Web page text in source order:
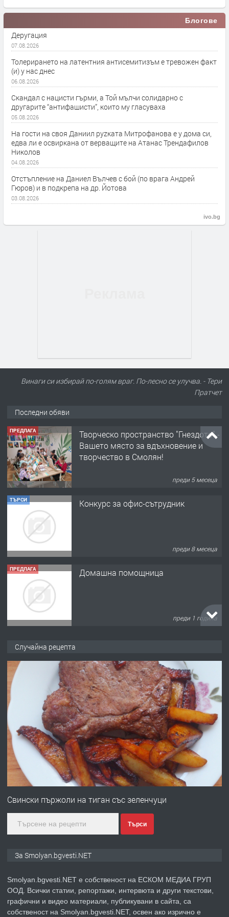
Блогове
Деругация
07.08.2026
Толерирането на латентния антисемитизъм е тревожен факт
(и) у нас днес
06.08.2026
Скандал с нацисти гърми, а Той мълчи солидарно с
другарите “антифашисти”, които му гласуваха
05.08.2026
На гости на своя Даниил руzката Митрофанова е у дома си,
едва ли е освиркана от верващите на Атанас Трендафилов
Николов
04.08.2026
Отстъпление на Даниел Вълчев с бой (по врага Андрей
Гюров) и в подкрепа на др. Йотова
03.08.2026
ivo.bg
Винаги си избирай по-голям враг. По-лесно се улучва. - Тери
Пратчет
Последни обяви
ПРЕДЛАГА
Творческо пространство "Гнездото" -
Вашето място за вдъхновение и
творчество в Смолян!
преди 5 месеца
ТЪРСИ Конкурс за офис-сътрудник
преди 8 месеца
ПРЕДЛАГА Домашна помощница
преди 1 година
преди 2 години
ПРЕДЛАГА
УДЪЛЖАВАНЕ НА ЧОВЕШКИЯТ
ЖИВОТ И ПОДОБРЯВАНЕ НА
НЕГОВОТО КАЧЕСТВО
преди 2 години
ПРЕДЛАГА Имот в Северна Гърция, до Кавала
преди 2 години
ПРЕДЛАГА
Случайна рецепта
Свински пържоли на тиган със зеленчуци
Търси
За Smolyan.bgvesti.NET
Smolyan.bgvesti.NET е собственост на ЕСКОМ МЕДИА ГРУП
ООД. Всички статии, репортажи, интервюта и други текстови,
графични и видео материали, публикувани в сайта, са
собственост на Smolyan.bgvesti.NET, освен ако изрично е